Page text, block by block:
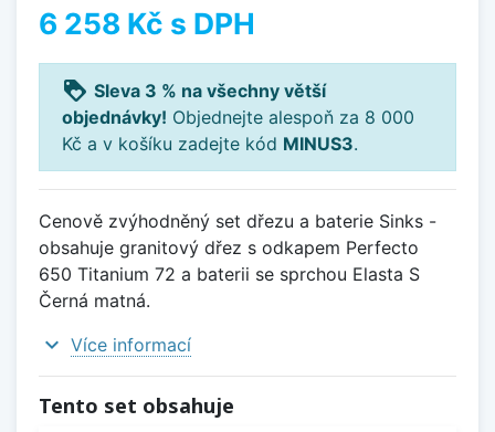
6 258 Kč s DPH
loyalty Sleva 3 % na všechny větší
objednávky! Objednejte alespoň za 8 000
Kč a v košíku zadejte kód MINUS3.
Cenově zvýhodněný set dřezu a baterie Sinks -
obsahuje granitový dřez s odkapem Perfecto
650 Titanium 72 a baterii se sprchou Elasta S
Černá matná.
expand_more Více informací
Tento set obsahuje